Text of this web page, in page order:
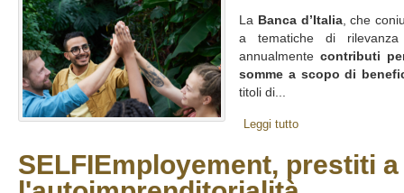
La Banca d’Italia, che
a tematiche di
annualmentecontributi
somme a scopo di
titoli di...
Leggi tutto
SELFIEmployement, prestiti